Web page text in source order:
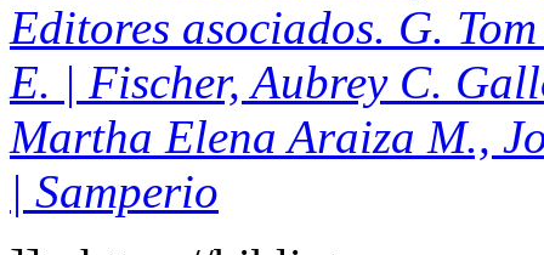
Editores asociados. G.
E. | Fischer, Aubrey C.
Martha Elena Araiza M.,
| Samperio